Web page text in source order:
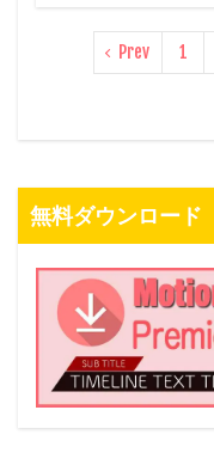
Prev 1
無料ダウンロード